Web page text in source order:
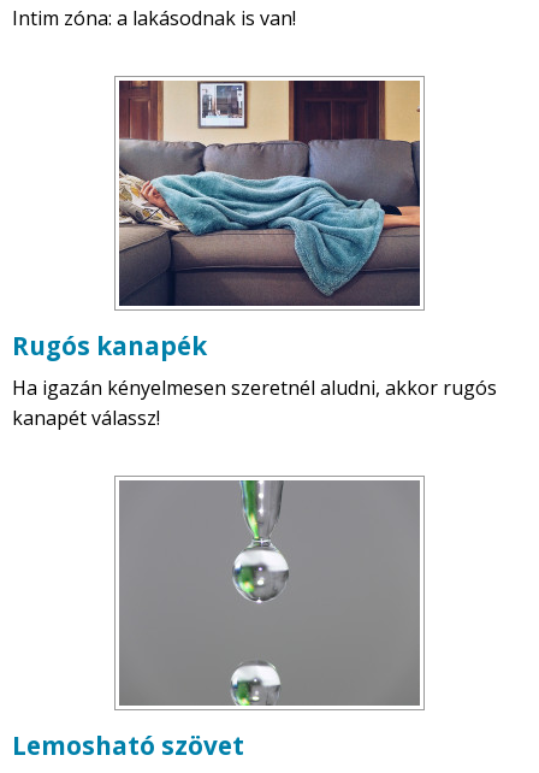
Intim zóna: a lakásodnak is van!
Rugós kanapék
Ha igazán kényelmesen szeretnél aludni, akkor rugós
kanapét válassz!
Lemosható szövet